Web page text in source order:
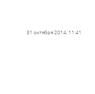
31 октября 2014, 11:41